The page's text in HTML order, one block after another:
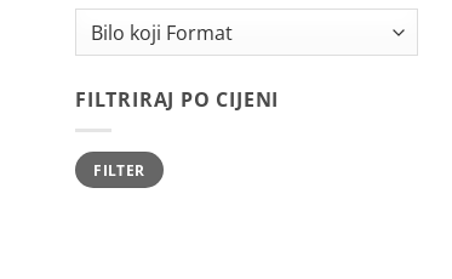
FILTRIRAJ PO CIJENI
Minimalna
cijena
Maksimalna
cijena
FILTER